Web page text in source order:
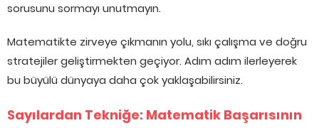
sorusunu sormayı unutmayın.
Matematikte zirveye çıkmanın yolu, sıkı çalışma ve doğru
stratejiler geliştirmekten geçiyor. Adım adım ilerleyerek
bu büyülü dünyaya daha çok yaklaşabilirsiniz.
Sayılardan Tekniğe: Matematik Başarısının